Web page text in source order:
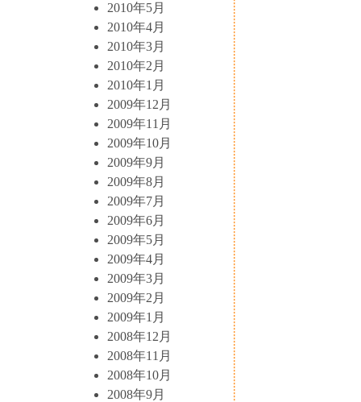
2010年5月
2010年4月
2010年3月
2010年2月
2010年1月
2009年12月
2009年11月
2009年10月
2009年9月
2009年8月
2009年7月
2009年6月
2009年5月
2009年4月
2009年3月
2009年2月
2009年1月
2008年12月
2008年11月
2008年10月
2008年9月